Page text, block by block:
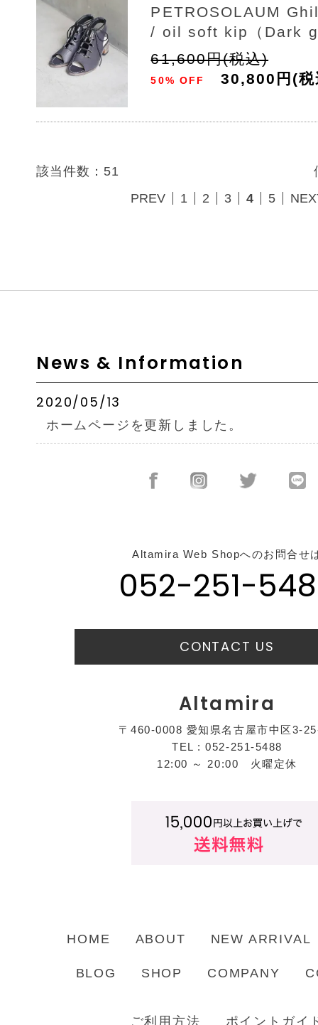
PETROSOLAUM
/ oil soft kip（Dark
61,600円(税込)
50% OFF 30,800円(
該当件数：51
PREV
1 2 3 4 5
News & Information
2020/05/13
ホームページを更新しました。
Altamira Web Shopへのお問合せ
052-251-
CONTACT US
Altamira
〒460-0008 愛知県名古屋市中区3-
TEL : 052-251-5488
12:00 ～ 20:00 火曜定休
HOME ABOUT NEW ARRIVAL
BLOG SHOP COMPANY
ご利用方法 ポイントガイ